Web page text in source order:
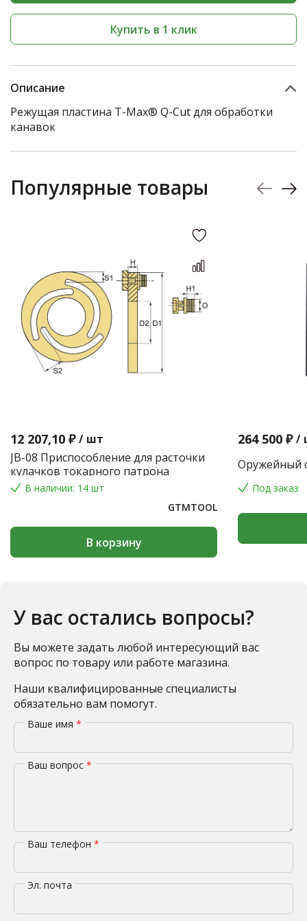
Купить в 1 клик
Описание
Режущая пластина T-Max® Q-Cut для обработки
канавок
Популярные товары
12 207,10 ₽ / шт
JB-08 Приспособление для расточки
кулачков токарного патрона
В наличии: 14 шт
GTMTOOL
В корзину
264 500 ₽ /
Оружейный
Под заказ
У вас остались вопросы?
Вы можете задать любой интересующий вас
вопрос по товару или работе магазина.
Наши квалифицированные специалисты
обязательно вам помогут.
Ваше имя *
Ваш вопрос *
Ваш телефон *
Эл. почта